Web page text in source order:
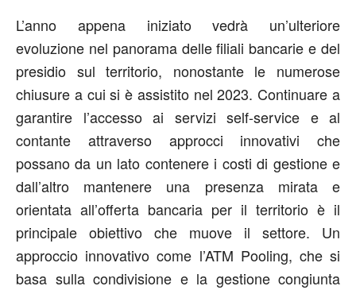
L’anno appena iniziato vedrà un’ulteriore
evoluzione nel panorama delle filiali bancarie e del
presidio sul territorio, nonostante le numerose
chiusure a cui si è assistito nel 2023. Continuare a
garantire l’accesso ai servizi self-service e al
contante attraverso approcci innovativi che
possano da un lato contenere i costi di gestione e
dall’altro mantenere una presenza mirata e
orientata all’offerta bancaria per il territorio è il
principale obiettivo che muove il settore. Un
approccio innovativo come l’ATM Pooling, che si
basa sulla condivisione e la gestione congiunta